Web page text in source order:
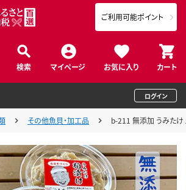
検索 マイページ お気に入り カート
ご利用可能ポイント
ログイン
その他魚貝・加工品 b-211 無添加 うみた